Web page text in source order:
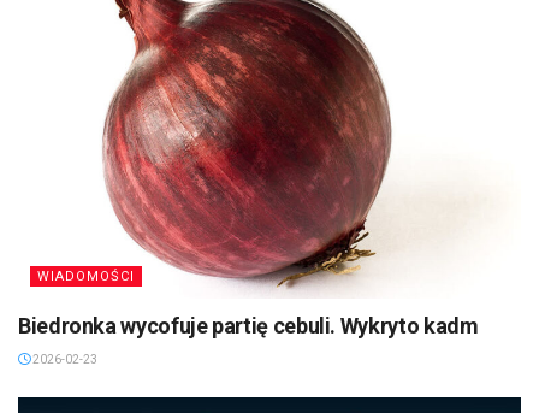
WIADOMOŚCI
Biedronka wycofuje partię cebuli. Wykryto kadm
2026-02-23